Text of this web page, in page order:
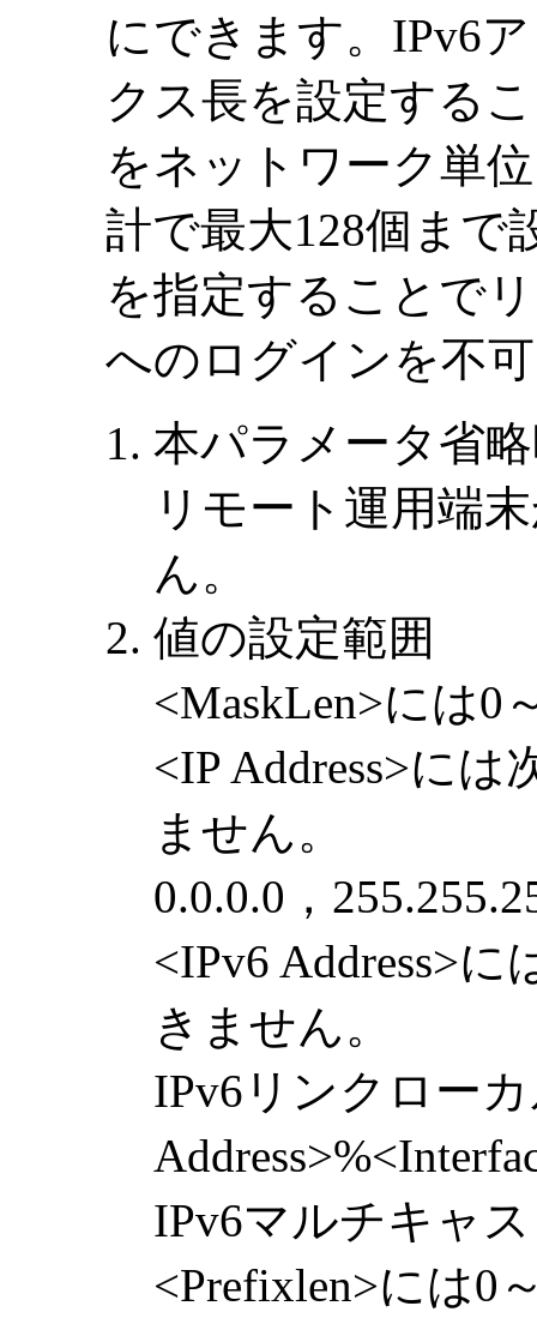
にできます。IPv6
クス長を設定する
をネットワーク単
計で最大128個まで
を指定することで
へのログインを不
本パラメータ省
リモート運用端
ん。
値の設定範囲
<MaskLen>には0
<IP Address>に
ません。
0.0.0.0，
<IPv6 Address>
きません。
IPv6リンクロー
IPv6マルチキャ
<Prefixlen>には0